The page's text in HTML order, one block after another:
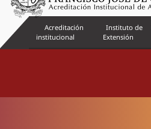
Acreditación
institucional
Instituto de
Extensión